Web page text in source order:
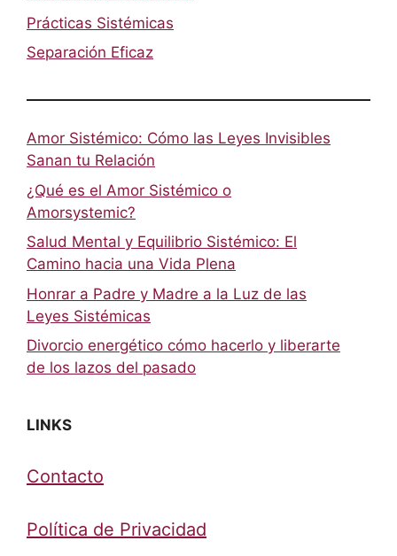
Prácticas Sistémicas
Separación Eficaz
Amor Sistémico: Cómo las Leyes Invisibles
Sanan tu Relación
¿Qué es el Amor Sistémico o
Amorsystemic?
Salud Mental y Equilibrio Sistémico: El
Camino hacia una Vida Plena
Honrar a Padre y Madre a la Luz de las
Leyes Sistémicas
Divorcio energético cómo hacerlo y liberarte
de los lazos del pasado
LINKS
Contacto
Política de Privacidad